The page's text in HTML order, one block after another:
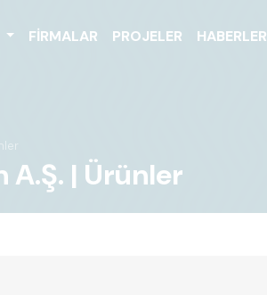
FIRMALAR PROJELER HABERLER
| Ürünler